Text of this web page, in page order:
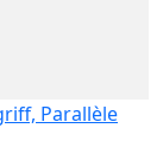
Parallèle